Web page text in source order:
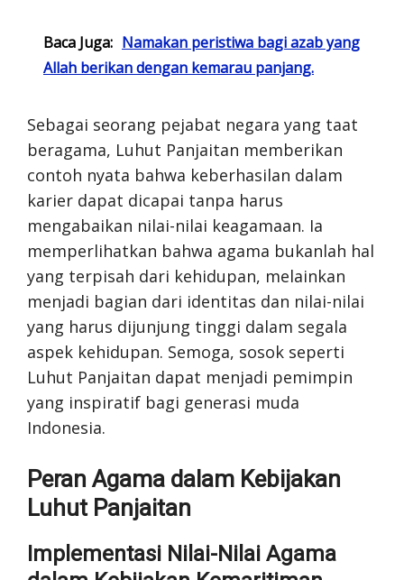
Baca Juga: Namakan peristiwa bagi azab yang
Allah berikan dengan kemarau panjang.
Sebagai seorang pejabat negara yang taat
beragama, Luhut Panjaitan memberikan
contoh nyata bahwa keberhasilan dalam
karier dapat dicapai tanpa harus
mengabaikan nilai-nilai keagamaan. Ia
memperlihatkan bahwa agama bukanlah hal
yang terpisah dari kehidupan, melainkan
menjadi bagian dari identitas dan nilai-nilai
yang harus dijunjung tinggi dalam segala
aspek kehidupan. Semoga, sosok seperti
Luhut Panjaitan dapat menjadi pemimpin
yang inspiratif bagi generasi muda
Indonesia.
Peran Agama dalam Kebijakan
Luhut Panjaitan
Implementasi Nilai-Nilai Agama